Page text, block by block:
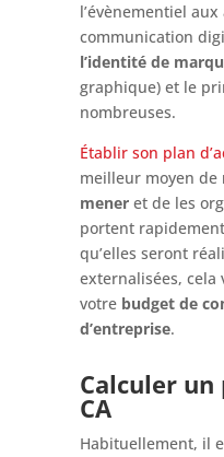
l’évènementiel
communication
l’identité de
graphique) et le
nombreuses.
Établir son plan
meilleur moyen de
meneret de les
portent
qu’elles seront
externalisées, cela
votre budget de
d’entreprise.
Calculer
CA
Habituellement, il